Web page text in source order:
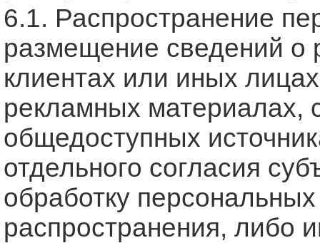
6.1. Распространение
размещение сведений о
клиентах или иных
рекламных материалах,
общедоступных
отдельного согласия
обработку
распространения, либо